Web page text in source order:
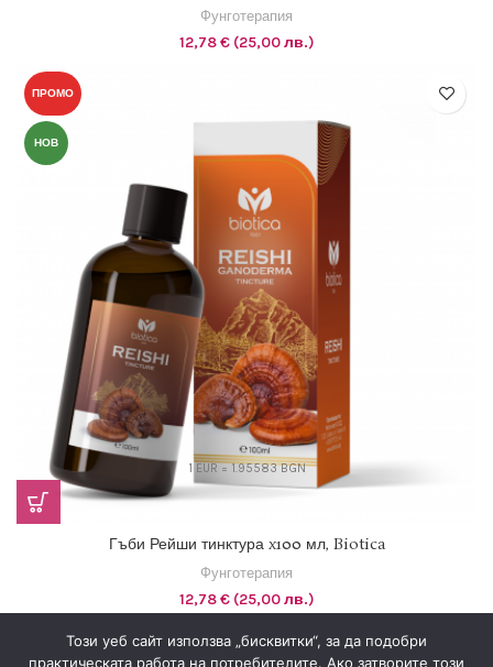
Фунготерапия
12,78€(25,00 лв.)
ПРОМО
НОВ
1 EUR = 1.95583 BGN
Гъби Рейши тинктура x100 мл, Biotica
Фунготерапия
12,78€(25,00 лв.)
Този уеб сайт използва „бисквитки“, за да подобри
практическата работа на потребителите. Ако затворите този